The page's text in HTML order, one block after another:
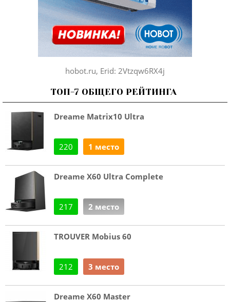
hobot.ru, Erid: 2Vtzqw6RX4j
ТОП-7 ОБЩЕГО РЕЙТИНГА
Dreame Matrix10 Ultra
220 1 место
Dreame X60 Ultra Complete
217 2 место
TROUVER Mobius 60
212 3 место
Dreame X60 Master